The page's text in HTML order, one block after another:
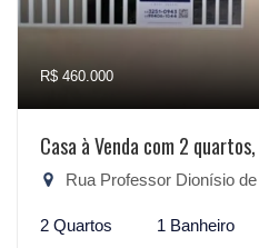
R$ 460.000
Casa à Venda com 2
Rua Professor Dionísio de Aragão,
2 Quartos 1 Banheiro